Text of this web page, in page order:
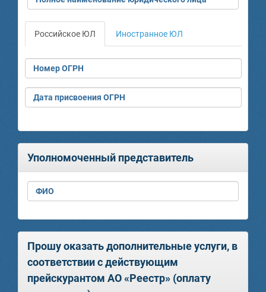
Российское ЮЛ Иностранное ЮЛ
Номер ОГРН
Дата присвоения ОГРН
Уполномоченный представитель
ФИО
Прошу оказать дополнительные услуги, в
соответствии с действующим
прейскурантом АО «Реестр» (оплату